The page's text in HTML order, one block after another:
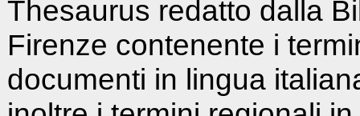
Thesaurus redatto dalla
Firenze contenente i
documenti in lingua